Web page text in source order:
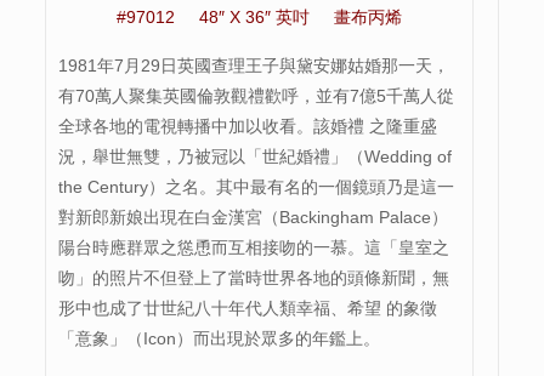
#97012 48″ X 36″ 英吋 畫布丙烯
1981年7月29日英國查理王子與黛安娜姑婚那一天，
有70萬人聚集英國倫敦觀禮歡呼，並有7億5千萬人從
全球各地的電視轉播中加以收看。該婚禮 之隆重盛
況，舉世無雙，乃被冠以「世紀婚禮」（Wedding of
the Century）之名。其中最有名的一個鏡頭乃是這一
對新郎新娘出現在白金漢宮（Backingham Palace）
陽台時應群眾之慫恿而互相接吻的一慕。這「皇室之
吻」的照片不但登上了當時世界各地的頭條新聞，無
形中也成了廿世紀八十年代人類幸福、希望 的象徵
「意象」（Icon）而出現於眾多的年鑑上。